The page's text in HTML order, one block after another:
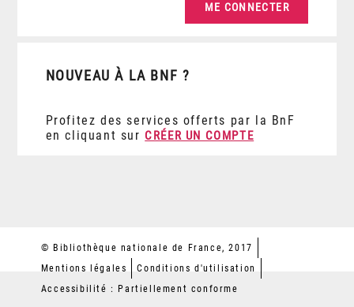
NOUVEAU À LA BNF ?
Profitez des services offerts par la BnF
en cliquant sur CRÉER UN COMPTE
© Bibliothèque nationale de France, 2017
Mentions légales
Conditions d'utilisation
Accessibilité : Partiellement conforme